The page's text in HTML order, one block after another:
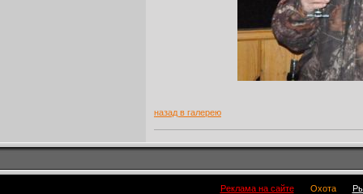
назад в галерею
Реклама на сайте Охота